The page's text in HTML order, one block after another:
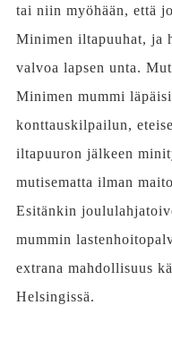
tai niin myöhään, että
Minimen iltapuuhat, ja
valvoa lapsen unta.
Minimen mummi
konttauskilpailun,
iltapuuron jälkeen
mutisematta ilman
Esitänkin
mummin
extrana mahdollisuus
Helsingissä.